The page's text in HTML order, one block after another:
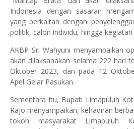
Indonesia dengan sasaran
yang berkaitan dengan
politik, calon individu, hingga
AKBP Sri Wahyuni menyampaikan
akan dilaksanakan selama 222 hari
Oktober 2023, dan pada 12
Apel Gelar Pasukan.
Sementara itu, Bupati Limapuluh
Rajo menyampaikan, kehadiran
tokoh masyarakat Limapuluh